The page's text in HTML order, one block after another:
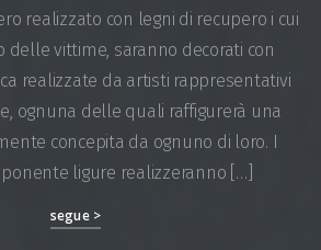
realizzato con legni di recupero i cui
delle vittime, saranno decorati con
realizzate da artisti rappresentativi
ognuna delle quali raffigurerà una
concepita da ognuno di loro. I
ligure realizzeranno […]
segue >